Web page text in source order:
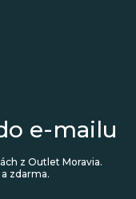
e-mailu
z Outlet Moravia.
zdarma.